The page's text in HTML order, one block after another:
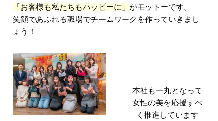
「お客様も私たちもハッピーに」 がモットーです。
笑顔であふれる職場でチームワークを作っていきまし
ょう！
本社も一丸となって
女性の美を応援すべ
く推進しています